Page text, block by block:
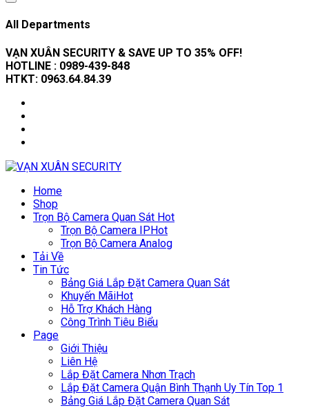
All Departments
VẠN XUÂN SECURITY & SAVE UP TO 35% OFF!
HOTLINE : 0989-439-848
HTKT: 0963.64.84.39
Home
Shop
Trọn Bộ Camera Quan Sát Hot
Trọn Bộ Camera IPHot
Trọn Bộ Camera Analog
Tải Về
Tin Tức
Bảng Giá Lắp Đặt Camera Quan Sát
Khuyến MãiHot
Hỗ Trợ Khách Hàng
Công Trình Tiêu Biểu
Page
Giới Thiệu
Liên Hệ
Lắp Đặt Camera Nhơn Trạch
Lắp Đặt Camera Quận Bình Thạnh Uy Tín Top 1
Bảng Giá Lắp Đặt Camera Quan Sát